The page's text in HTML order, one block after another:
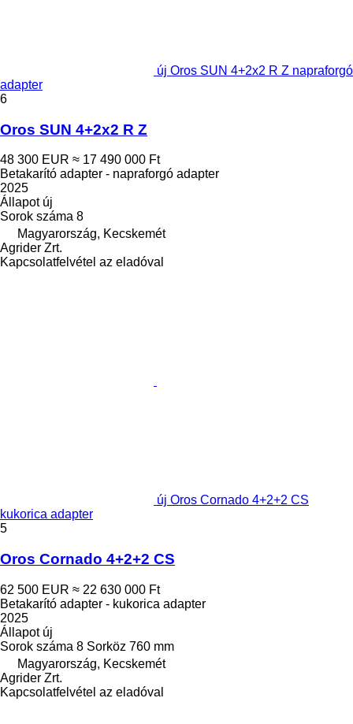
új Oros SUN 4+2x2 R Z napraforgó
adapter
6
Oros SUN 4+2x2 R Z
48 300 EUR ≈ 17 490 000 Ft
Betakarító adapter - napraforgó adapter
2025
Állapotúj
Sorok száma 8
Magyarország, Kecskemét
Agrider Zrt.
Kapcsolatfelvétel az eladóval
új Oros Cornado 4+2+2 CS
kukorica adapter
5
Oros Cornado 4+2+2 CS
62 500 EUR ≈ 22 630 000 Ft
Betakarító adapter - kukorica adapter
2025
Állapotúj
Sorok száma 8 Sorköz 760 mm
Magyarország, Kecskemét
Agrider Zrt.
Kapcsolatfelvétel az eladóval